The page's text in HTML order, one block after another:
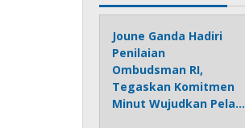
Joune Ganda Hadiri
Penilaian
Ombudsman RI,
Tegaskan Komitmen
Minut Wujudkan Pela…